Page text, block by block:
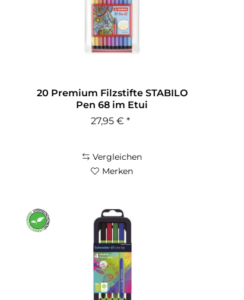
20 Premium Filzstifte STABILO
Pen 68 im Etui
27,95 € *
Vergleichen
Merken